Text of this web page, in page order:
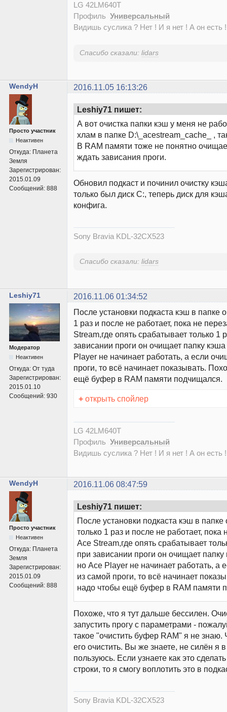
LG 42LM640T
Профиль Универсальный
Видишь суслика ? Нет ! И я нет ! А он есть
Спасибо сказали: lidars
WendyH 2016.11.05 16:13:26
Просто участник
Неактивен
Откуда: Планета
Земля
Зарегистрирован:
2015.01.09
Сообщений: 888
Leshiy71 пишет:
А вот очистка папки кэш у меня не
хлам в папке D:\_acestream_cache_ ,
В RAM памяти тоже не понятно
ждать зависания проги.
Обновил подкаст и починил очистку
только был диск C:, теперь диск для
конфига.
Sony Bravia KDL-32CX523
Спасибо сказали: lidars
Leshiy71 2016.11.06 01:34:52
Модератор
Неактивен
Откуда: От туда
Зарегистрирован:
2015.01.10
Сообщений: 930
После установки подкаста кэш в папке
1 раз и после не работает, пока не
Stream,где опять срабатывает только 1
зависании проги он очищает папку
Player не начинает работать, а если
проги, то всё начинает показывать.
ещё буфер в RAM памяти подчищался.
+ открыть спойлер
LG 42LM640T
Профиль Универсальный
Видишь суслика ? Нет ! И я нет ! А он есть
WendyH 2016.11.06 08:47:59
Просто участник
Неактивен
Откуда: Планета
Земля
Зарегистрирован:
2015.01.09
Сообщений: 888
Leshiy71 пишет:
После установки подкаста кэш в папке
только 1 раз и после не работает, пока
Ace Stream,где опять срабатывает
при зависании проги он очищает
но Ace Player не начинает работать, а
из самой проги, то всё начинает
надо чтобы ещё буфер в RAM памяти
Похоже, что я тут дальше бессилен.
запустить прогу с параметрами -
такое "очистить буфер RAM" я не знаю.
его очистить. Вы же знаете, не силён я
пользуюсь. Если узнаете как это
строки, то я смогу воплотить это в
Sony Bravia KDL-32CX523